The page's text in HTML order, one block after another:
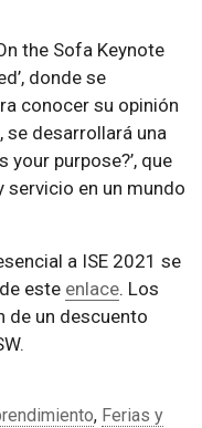
the Sofa Keynote
donde se
conocer su opinión
desarrollará una
your purpose?’, que
servicio en un mundo
a ISE 2021 se
este enlace. Los
de un descuento
, Ferias y